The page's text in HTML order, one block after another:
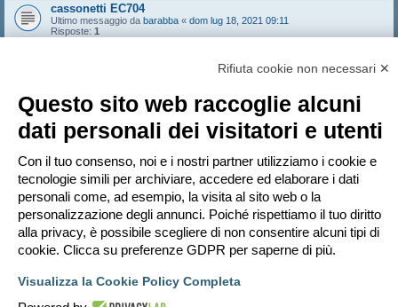
cassonetti EC704
Ultimo messaggio da barabba « dom lug 18, 2021 09:11
Risposte: 1
sab apr 24, 2021 22:03
Nuovo argomento
397 argomenti Pagina 1di8
1 2 3 4 5 … 8 Prossimo
Vai a
PERMESSI FORUM
Non puoiaprire nuovi argomenti
Non puoirispondere negli argomenti
Non puoi
modificare i tuoi messaggi
Non puoicancellare i tuoi messaggi
Rifiuta cookie non necessari ✕
Questo sito web raccoglie alcuni
dati personali dei visitatori e utenti
Con il tuo consenso, noi e i nostri partner utilizziamo i cookie e
tecnologie simili per archiviare, accedere ed elaborare i dati
personali come, ad esempio, la visita al sito web o la
personalizzazione degli annunci. Poiché rispettiamo il tuo diritto
alla privacy, è possibile scegliere di non consentire alcuni tipi di
cookie. Clicca su preferenze GDPR per saperne di più.
Visualizza la Cookie Policy Completa